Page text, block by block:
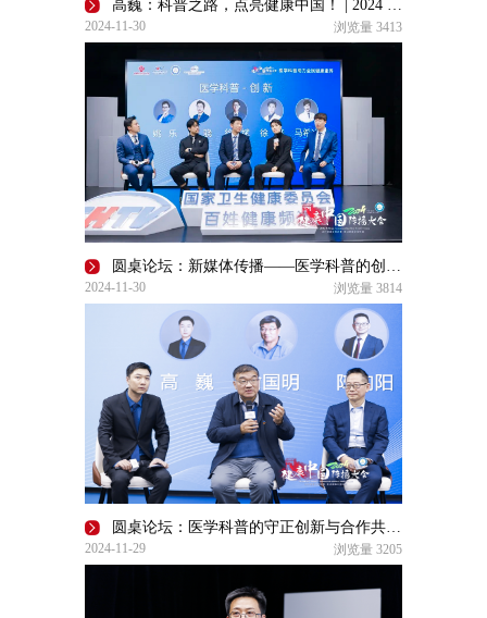
高巍：科普之路，点亮健康中国！ | 2024 健康中国传播大会
2024-11-30 浏览量 3413
圆桌论坛：新媒体传播——医学科普的创新趋势 | 2024健康中国传播大会
2024-11-30 浏览量 3814
圆桌论坛：医学科普的守正创新与合作共赢 | 2024健康中国传播大会
2024-11-29 浏览量 3205